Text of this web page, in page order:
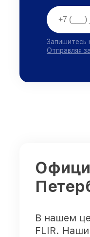
Запишитесь
Отправляя
В нашем
FLIR.